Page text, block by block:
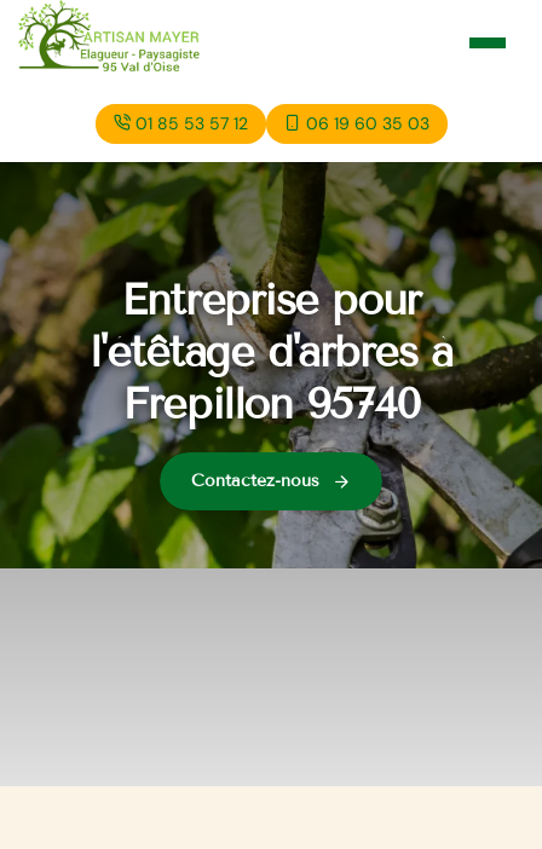
01 85 53 57 12 06 19 60 35 03
Entreprise pour
l'étêtage d'arbres à
Frepillon 95740
Contactez-nous